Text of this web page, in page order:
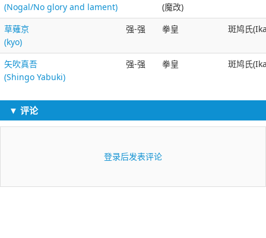
(Nogal/No glory and lament)
(魔改)
草薙京
(kyo)
强-强 拳皇 斑鸠氏
矢吹真吾
(Shingo Yabuki)
强-强 拳皇 斑鸠氏
▼ 评论
登录后发表评论